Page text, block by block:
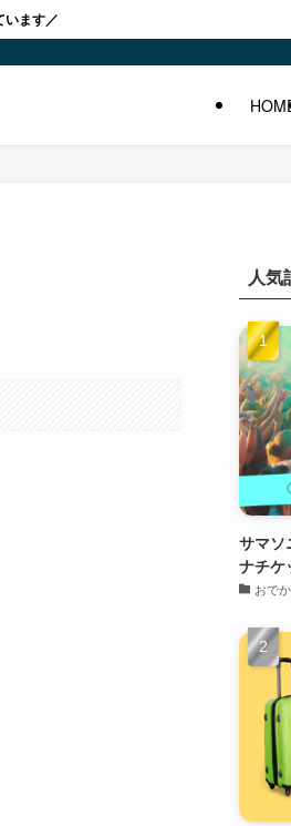
います／
人気
サマ
ナチケ
おで